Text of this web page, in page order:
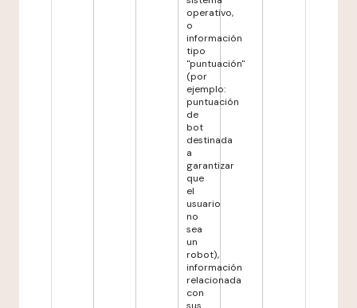
operativo,
o
información
tipo
"puntuación"
(por
ejemplo:
puntuación
de
bot
destinada
a
garantizar
que
el
usuario
no
sea
un
robot),
información
relacionada
con